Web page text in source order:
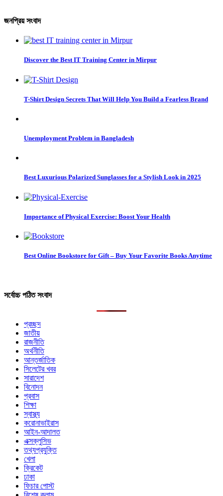
জনপ্রিয় সংবাদ
Discover the Best IT Training Center in Mirpur
T-Shirt Design Secrets That Will Help You Build a Fearless Brand
Unemployment Problem in Bangladesh
Best Luxurious Polarized Sunglasses for a Stylish Look in 2025
Importance of Physical Exercise: Boost Your Health
Best Online Bookstore for Gift – Buy Your Favorite Books Anytime
সর্বোচ্চ পঠিত সংবাদ
প্রচ্ছদ
জাতীয়
রাজনীতি
অর্থনীতি
আন্তর্জাতিক
সিলেটের খবর
সারাদেশ
বিনোদন
প্রবাস
শিক্ষা
স্বাস্থ্য
করোনাভাইরাস
আইন-আদালত
এক্সক্লুসিভ
তথ্যপ্রযুক্তি
খেলা
ক্রিকেট
ঢাকা
ফিচার পোস্ট